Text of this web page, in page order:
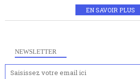
EN SAVOIR PLUS
NEWSLETTER